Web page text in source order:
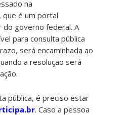
na
, que é um portal
do governo federal. A
para consulta pública
será encaminhada ao
a resolução será
pública, é preciso estar
. Caso a pessoa